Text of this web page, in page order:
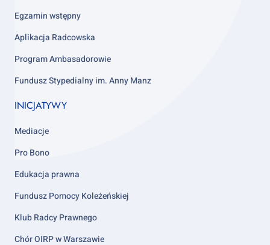
4
Egzamin wstępny
Aplikacja Radcowska
Program Ambasadorowie
Fundusz Stypedialny im. Anny Manz
INICJATYWY
Mediacje
Pro Bono
Edukacja prawna
Fundusz Pomocy Koleżeńskiej
Klub Radcy Prawnego
Chór OIRP w Warszawie